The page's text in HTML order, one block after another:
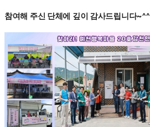
참여해 주신 단체에 깊이 감사드립니다~^^